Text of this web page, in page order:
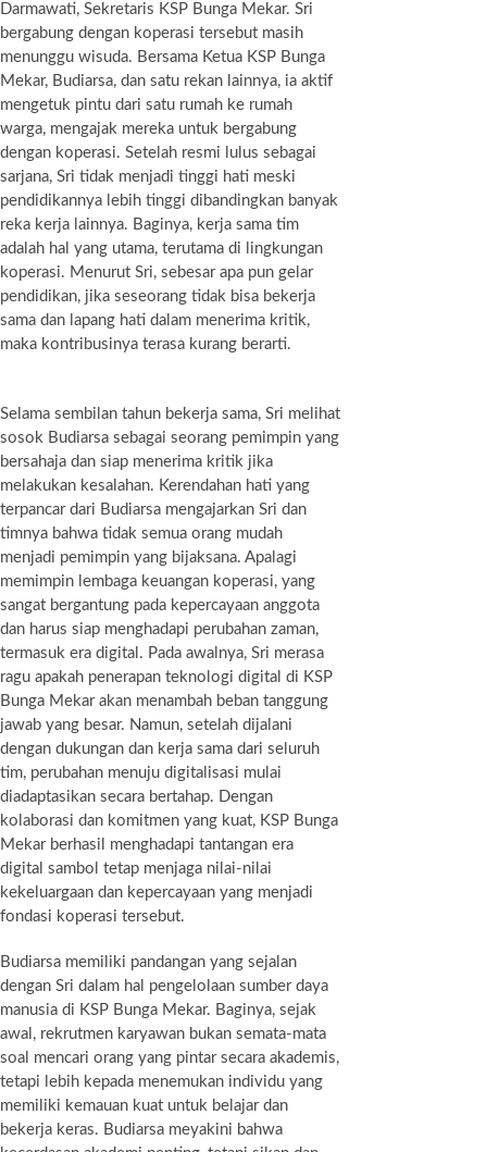
Darmawati, Sekretaris KSP Bunga Mekar. Sri
bergabung dengan koperasi tersebut masih
menunggu wisuda. Bersama Ketua KSP Bunga
Mekar, Budiarsa, dan satu rekan lainnya, ia aktif
mengetuk pintu dari satu rumah ke rumah
warga, mengajak mereka untuk bergabung
dengan koperasi. Setelah resmi lulus sebagai
sarjana, Sri tidak menjadi tinggi hati meski
pendidikannya lebih tinggi dibandingkan banyak
reka kerja lainnya. Baginya, kerja sama tim
adalah hal yang utama, terutama di lingkungan
koperasi. Menurut Sri, sebesar apa pun gelar
pendidikan, jika seseorang tidak bisa bekerja
sama dan lapang hati dalam menerima kritik,
maka kontribusinya terasa kurang berarti.
Selama sembilan tahun bekerja sama, Sri melihat
sosok Budiarsa sebagai seorang pemimpin yang
bersahaja dan siap menerima kritik jika
melakukan kesalahan. Kerendahan hati yang
terpancar dari Budiarsa mengajarkan Sri dan
timnya bahwa tidak semua orang mudah
menjadi pemimpin yang bijaksana. Apalagi
memimpin lembaga keuangan koperasi, yang
sangat bergantung pada kepercayaan anggota
dan harus siap menghadapi perubahan zaman,
termasuk era digital. Pada awalnya, Sri merasa
ragu apakah penerapan teknologi digital di KSP
Bunga Mekar akan menambah beban tanggung
jawab yang besar. Namun, setelah dijalani
dengan dukungan dan kerja sama dari seluruh
tim, perubahan menuju digitalisasi mulai
diadaptasikan secara bertahap. Dengan
kolaborasi dan komitmen yang kuat, KSP Bunga
Mekar berhasil menghadapi tantangan era
digital sambol tetap menjaga nilai-nilai
kekeluargaan dan kepercayaan yang menjadi
fondasi koperasi tersebut.
Budiarsa memiliki pandangan yang sejalan
dengan Sri dalam hal pengelolaan sumber daya
manusia di KSP Bunga Mekar. Baginya, sejak
awal, rekrutmen karyawan bukan semata-mata
soal mencari orang yang pintar secara akademis,
tetapi lebih kepada menemukan individu yang
memiliki kemauan kuat untuk belajar dan
bekerja keras. Budiarsa meyakini bahwa